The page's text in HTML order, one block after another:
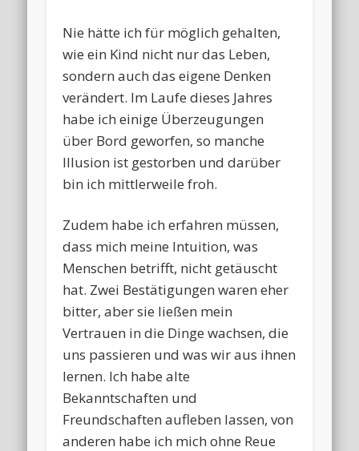
Nie hätte ich für möglich gehalten,
wie ein Kind nicht nur das Leben,
sondern auch das eigene Denken
verändert. Im Laufe dieses Jahres
habe ich einige Überzeugungen
über Bord geworfen, so manche
Illusion ist gestorben und darüber
bin ich mittlerweile froh.
Zudem habe ich erfahren müssen,
dass mich meine Intuition, was
Menschen betrifft, nicht getäuscht
hat. Zwei Bestätigungen waren eher
bitter, aber sie ließen mein
Vertrauen in die Dinge wachsen, die
uns passieren und was wir aus ihnen
lernen. Ich habe alte
Bekanntschaften und
Freundschaften aufleben lassen, von
anderen habe ich mich ohne Reue